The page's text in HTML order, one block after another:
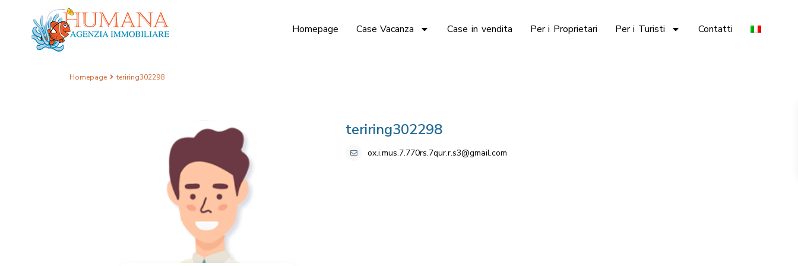
Homepage Case Vacanza Case in vendita Per i Proprietari Per i Turisti Contatti
Homepage teriring302298
teriring302298
ox.i.mus.7.770rs.7qur.r.s3@gmail.com